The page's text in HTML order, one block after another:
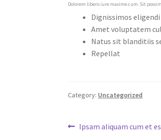
Dolorem libero iure maxime cum. Sit
Dignissimos
Amet voluptatem
Natus sit blanditiis
Repellat
Category: Uncategorized
Post
Previous
Ipsam aliquam cum et